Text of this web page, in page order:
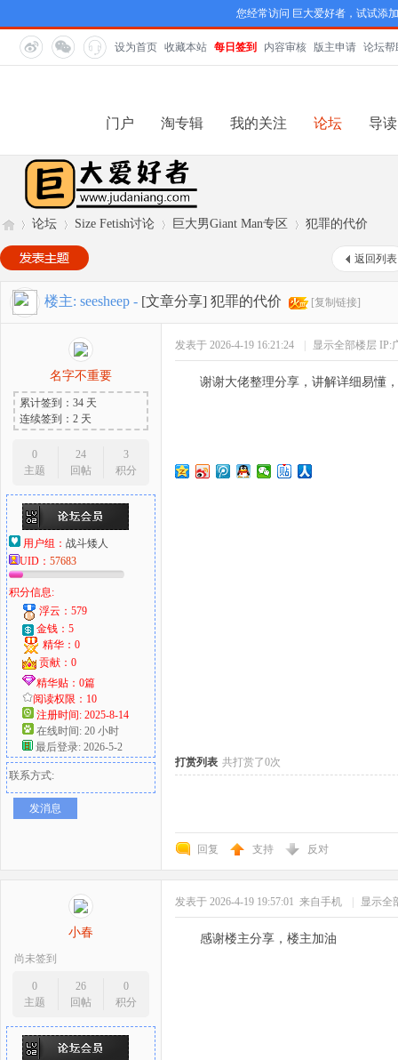
您经常访问 巨大爱好者，试试添
设为首页 收藏本站 每日签到 内容审核 版主申请 论坛帮
门户 淘专辑 我的关注 论坛 导读
巨
爱
»
论坛
›
Size Fetish讨论
›
巨大男Giant Man专区
›
犯罪的代价
返回列表
楼主: seesheep - [文章分享] 犯罪的代价 [复制链接]
名字不重要
累计签到：34 天
连续签到：2 天
0
主题
24
回帖
3
积分
用户组： 战斗矮人
UID： 57683
积分信息:
浮云：579
金钱：5
精华：0
贡献：0
精华贴：0篇
阅读权限：10
注册时间: 2025-8-14
在线时间: 20 小时
最后登录: 2026-5-2
联系方式:
发消息
发表于 2026-4-19 16:21:24 显示全部楼层 IP:
谢谢大佬整理分享，讲解详细易懂
打赏列表 共打赏了0次
回复 支持 反对
小春
尚未签到
0
主题
26
回帖
0
积分
发表于 2026-4-19 19:57:01 来自手机 显示全
感谢楼主分享，楼主加油